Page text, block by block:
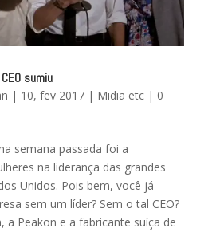
sumiu
| 10, fev 2017| Midia etc| 0
semana passada foi a
na liderança das grandes
Unidos. Pois bem, você já
sem um líder? Sem o tal CEO?
a Peakon e a fabricante suíça de